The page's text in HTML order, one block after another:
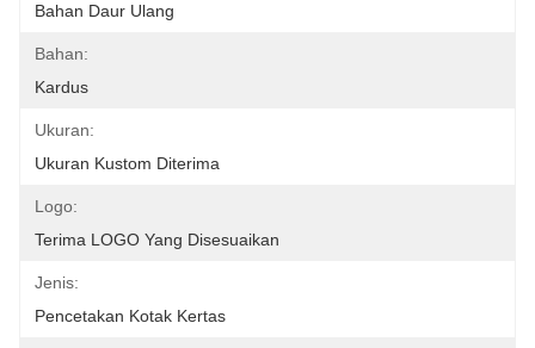
Bahan Daur Ulang
Bahan:
Kardus
Ukuran:
Ukuran Kustom Diterima
Logo:
Terima LOGO Yang Disesuaikan
Jenis:
Pencetakan Kotak Kertas